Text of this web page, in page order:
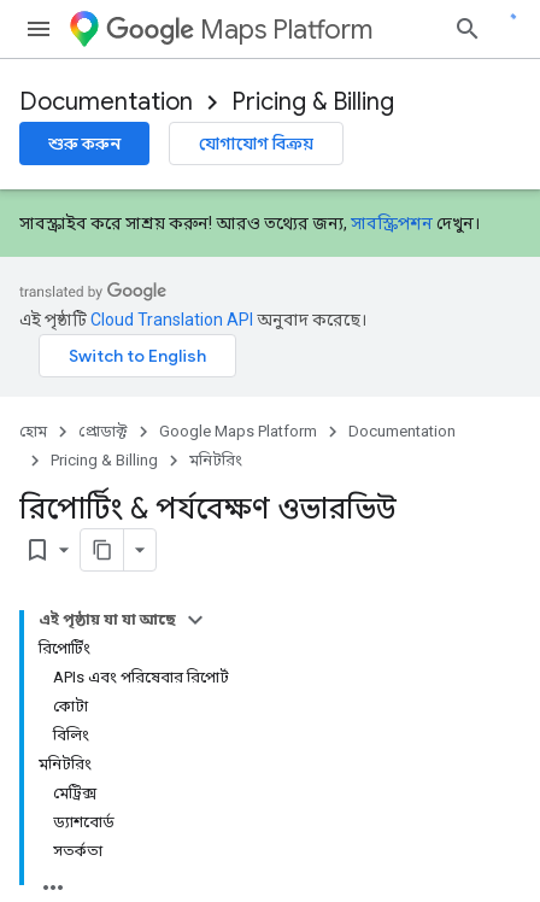
Maps Platform
Documentation Pricing & Billing
শুরু করুন যোগাযোগ বিক্রয়
সাবস্ক্রাইব করে সাশ্রয় করুন! আরও তথ্যের জন্য, সাবস্ক্রিপশনদেখুন।
এই পৃষ্ঠাটিCloud Translation API অনুবাদ করেছে।
হোম প্রোডাক্ট Google Maps Platform
Documentation
Pricing & Billing
মনিটরিং
রিপোর্টিং & পর্যবেক্ষণ ওভারভিউ
bookmark_border
এই পৃষ্ঠায় যা যা আছে
রিপোর্টিং
APIs এবং পরিষেবার রিপোর্ট
কোটা
বিলিং
মনিটরিং
মেট্রিক্স
ড্যাশবোর্ড
সতর্কতা